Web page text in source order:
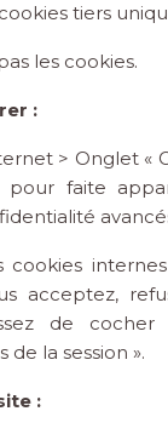
tiers
les cookies.
:
> Onglet «
pour faite
cookies
acceptez,
de
de la session ».
: